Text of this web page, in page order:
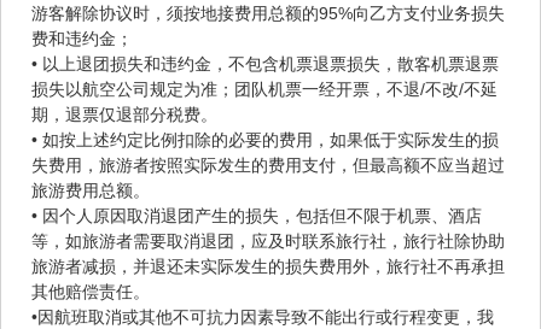
游客解除协议时，须按地接费用总额的95%向乙方支付业务损失
费和违约金；
• 以上退团损失和违约金，不包含机票退票损失，散客机票退票
损失以航空公司规定为准；团队机票一经开票，不退/不改/不延
期，退票仅退部分税费。
• 如按上述约定比例扣除的必要的费用，如果低于实际发生的损
失费用，旅游者按照实际发生的费用支付，但最高额不应当超过
旅游费用总额。
• 因个人原因取消退团产生的损失，包括但不限于机票、酒店
等，如旅游者需要取消退团，应及时联系旅行社，旅行社除协助
旅游者减损，并退还未实际发生的损失费用外，旅行社不再承担
其他赔偿责任。
•因航班取消或其他不可抗力因素导致不能出行或行程变更，我